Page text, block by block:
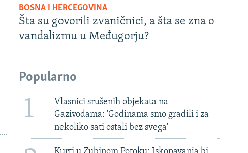
BOSNA I HERCEGOVINA
Šta su govorili zvaničnici, a šta se zna o
vandalizmu u Međugorju?
Popularno
1
Vlasnici srušenih objekata na
Gazivodama: 'Godinama smo gradili i za
nekoliko sati ostali bez svega'